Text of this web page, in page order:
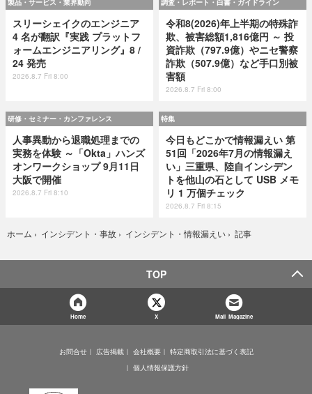
製品・サービス・業界動向
スリーシェイクのエンジニア
4 名が翻訳『実践 プラットフ
ォームエンジニアリング』8 /
24 発売
2026.8.7 Fri 8:00
調査・レポート・白書・ガイドライン
令和8(2026)年上半期の特殊詐
欺、被害総額1,816億円 ～ 投
資詐欺（797.9億）やニセ警察
詐欺（507.9億）など手口別被
害額
2026.8.7 Fri 8:00
研修・セミナー・カンファレンス
人事異動から退職処理までの
実務を体験 ～「Okta」ハンズ
オンワークショップ 9月11日
大阪で開催
2026.8.7 Fri 8:10
特集
今日もどこかで情報漏えい 第
51回「2026年7月の情報漏え
い」三重県、陸自インシデン
トを他山の石として USB メモ
リ 1 万個チェック
2026.8.7 Fri 8:15
ホーム › インシデント・事故 › インシデント・情報漏えい › 記事
TOP
Home X Mail Magazine
お問合せ 広告掲載 会社概要
特定商取引法に基づく表記
個人情報保護方針